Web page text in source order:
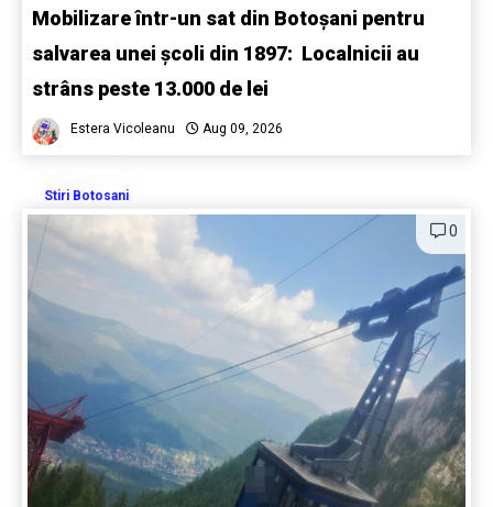
Mobilizare într-un sat din Botoșani pentru
salvarea unei școli din 1897: Localnicii au
strâns peste 13.000 de lei
Estera Vicoleanu Aug 09, 2026
Stiri Botosani
0